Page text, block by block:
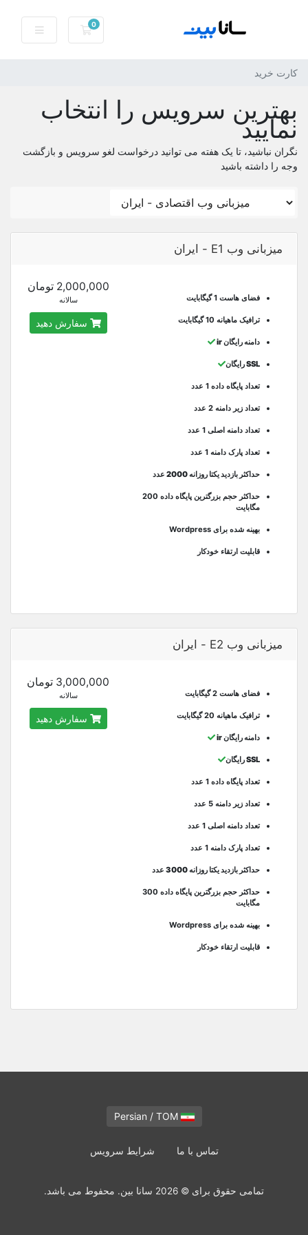
0 کارت خرید
کارت خرید
بهترین سرویس را انتخاب
نمایید
نگران نباشید، تا یک هفته می توانید درخواست لغو سرویس و بازگشت
وجه را داشته باشید
میزبانی وب E1 - ایران
فضای هاست 1 گیگابایت
ترافیک ماهیانه 10 گیگابایت
دامنه رایگان ir
SSL رایگان
تعداد پایگاه داده 1 عدد
تعداد زیر دامنه 2 عدد
تعداد دامنه اصلی 1 عدد
تعداد پارک دامنه 1 عدد
حداکثر بازدید یکتا روزانه 2000 عدد
حداکثر حجم بزرگترین پایگاه داده 200
مگابایت
بهینه شده برای Wordpress
قابلیت ارتقاء خودکار
2,000,000 تومان
سالانه
سفارش دهید
میزبانی وب E2 - ایران
فضای هاست 2 گیگابایت
ترافیک ماهیانه 20 گیگابایت
دامنه رایگان ir
SSL رایگان
تعداد پایگاه داده 1 عدد
تعداد زیر دامنه 5 عدد
تعداد دامنه اصلی 1 عدد
تعداد پارک دامنه 1 عدد
حداکثر بازدید یکتا روزانه 3000 عدد
حداکثر حجم بزرگترین پایگاه داده 300
مگابایت
بهینه شده برای Wordpress
قابلیت ارتقاء خودکار
3,000,000 تومان
سالانه
سفارش دهید
Persian / TOM
تماس با ما شرایط سرویس
تمامی حقوق برای © 2026 سانا بین. محفوط می باشد.